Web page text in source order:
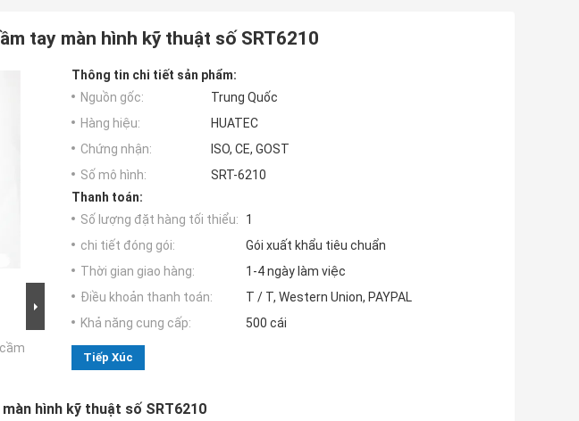
tay màn hình kỹ thuật số SRT6210
Thông tin chi tiết sản phẩm:
Nguồn gốc:
Trung Quốc
Hàng hiệu:
HUATEC
Chứng nhận:
ISO, CE, GOST
Số mô hình:
SRT-6210
Thanh toán:
Số lượng đặt hàng tối thiểu:
1
chi tiết đóng gói:
Gói xuất khẩu tiêu chuẩn
Thời gian giao hàng:
1-4 ngày làm việc
Điều khoản thanh toán:
T / T, Western Union, PAYPAL
Khả năng cung cấp:
500 cái
Tiếp Xúc
hình kỹ thuật số SRT6210